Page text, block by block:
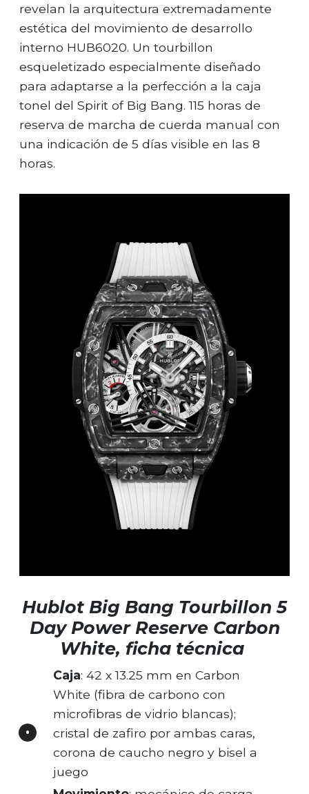
revelan la arquitectura extremadamente
estética del movimiento de desarrollo
interno HUB6020. Un tourbillon
esqueletizado especialmente diseñado
para adaptarse a la perfección a la caja
tonel del Spirit of Big Bang. 115 horas de
reserva de marcha de cuerda manual con
una indicación de 5 días visible en las 8
horas.
Hublot Big Bang Tourbillon 5
Day Power Reserve Carbon
White, ficha técnica
Caja: 42 x 13.25 mm en Carbon
White (fibra de carbono con
microfibras de vidrio blancas);
cristal de zafiro por ambas caras,
corona de caucho negro y bisel a
juego